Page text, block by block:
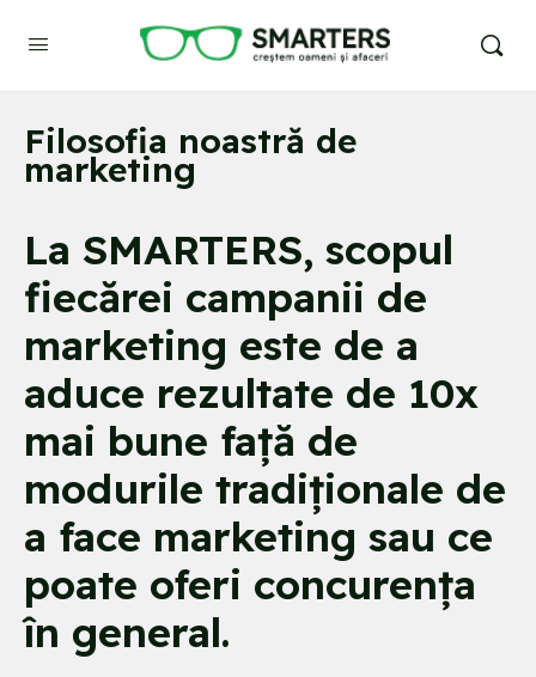
Filosofia noastră de
marketing
La SMARTERS, scopul
fiecărei campanii de
marketing este de a
aduce rezultate de 10x
mai bune față de
modurile tradiționale de
a face marketing sau ce
poate oferi concurența
în general.